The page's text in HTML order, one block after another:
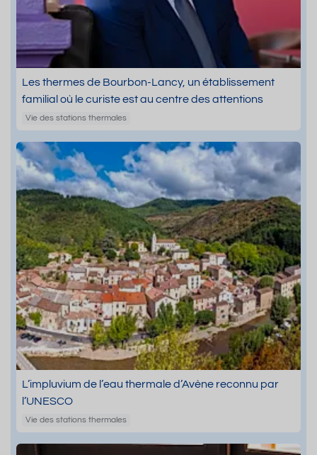
Les thermes de Bourbon-Lancy, un établissement
familial où le curiste est au centre des attentions
Vie des stations thermales
L’impluvium de l’eau thermale d’Avène reconnu par
l’UNESCO
Vie des stations thermales